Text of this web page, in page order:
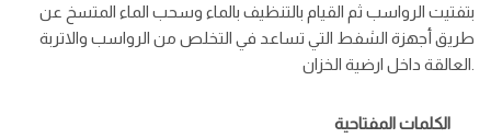
بتفتيت الرواسب ثم القيام بالتنظيف بالماء وسحب الماء المتسخ عن
طريق أجهزة الشفط التي تساعد في التخلص من الرواسب والاتربة
الكلمات المفتاحية